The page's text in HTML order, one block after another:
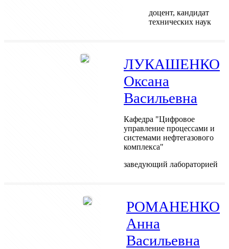
доцент, кандидат
технических наук
ЛУКАШЕНКО
Оксана
Васильевна
Кафедра "Цифровое
управление процессами и
системами нефтегазового
комплекса"
заведующий лабораторией
РОМАНЕНКО
Анна
Васильевна